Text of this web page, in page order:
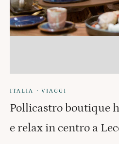
ITALIA · VIAGGI
Pollicastro boutique
e relax in centro a